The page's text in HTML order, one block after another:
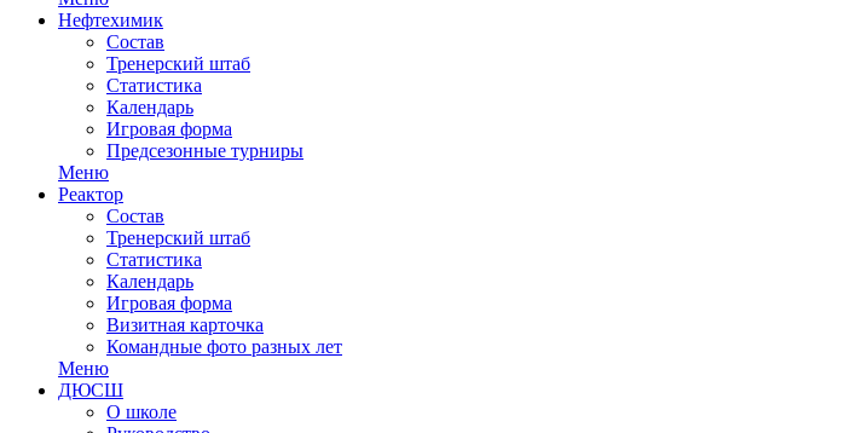
Нефтехимик
Состав
Тренерский штаб
Статистика
Календарь
Игровая форма
Предсезонные турниры
Меню
Реактор
Состав
Тренерский штаб
Статистика
Календарь
Игровая форма
Визитная карточка
Командные фото разных лет
Меню
ДЮСШ
О школе